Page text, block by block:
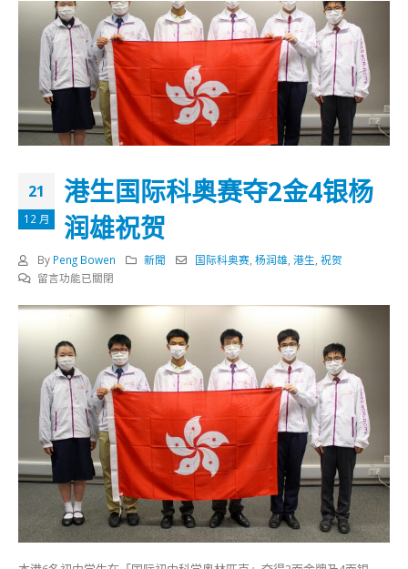
21
12 月
港生国际科奥赛夺2金4银杨
润雄祝贺
By Peng Bowen 新聞 国际科奥赛,杨润雄,港生,祝贺
在
生
奥
赛
夺
2
金
4
杨
润
留言功能已關閉